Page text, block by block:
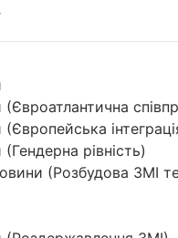
рівність)
(Розбудова ЗМІ